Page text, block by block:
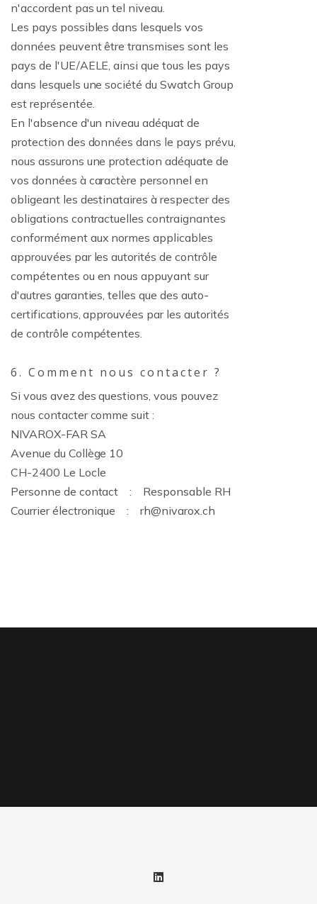
n'accordent pas un tel niveau.
Les pays possibles dans lesquels vos
données peuvent être transmises sont les
pays de l'UE/AELE, ainsi que tous les pays
dans lesquels une société du Swatch Group
est représentée.
En l'absence d'un niveau adéquat de
protection des données dans le pays prévu,
nous assurons une protection adéquate de
vos données à caractère personnel en
obligeant les destinataires à respecter des
obligations contractuelles contraignantes
conformément aux normes applicables
approuvées par les autorités de contrôle
compétentes ou en nous appuyant sur
d'autres garanties, telles que des auto-
certifications, approuvées par les autorités
de contrôle compétentes.
6. Comment nous contacter ?
Si vous avez des questions, vous pouvez
nous contacter comme suit :
NIVAROX-FAR SA
Avenue du Collège 10
CH-2400 Le Locle
Personne de contact : Responsable RH
Courrier électronique : rh@nivarox.ch